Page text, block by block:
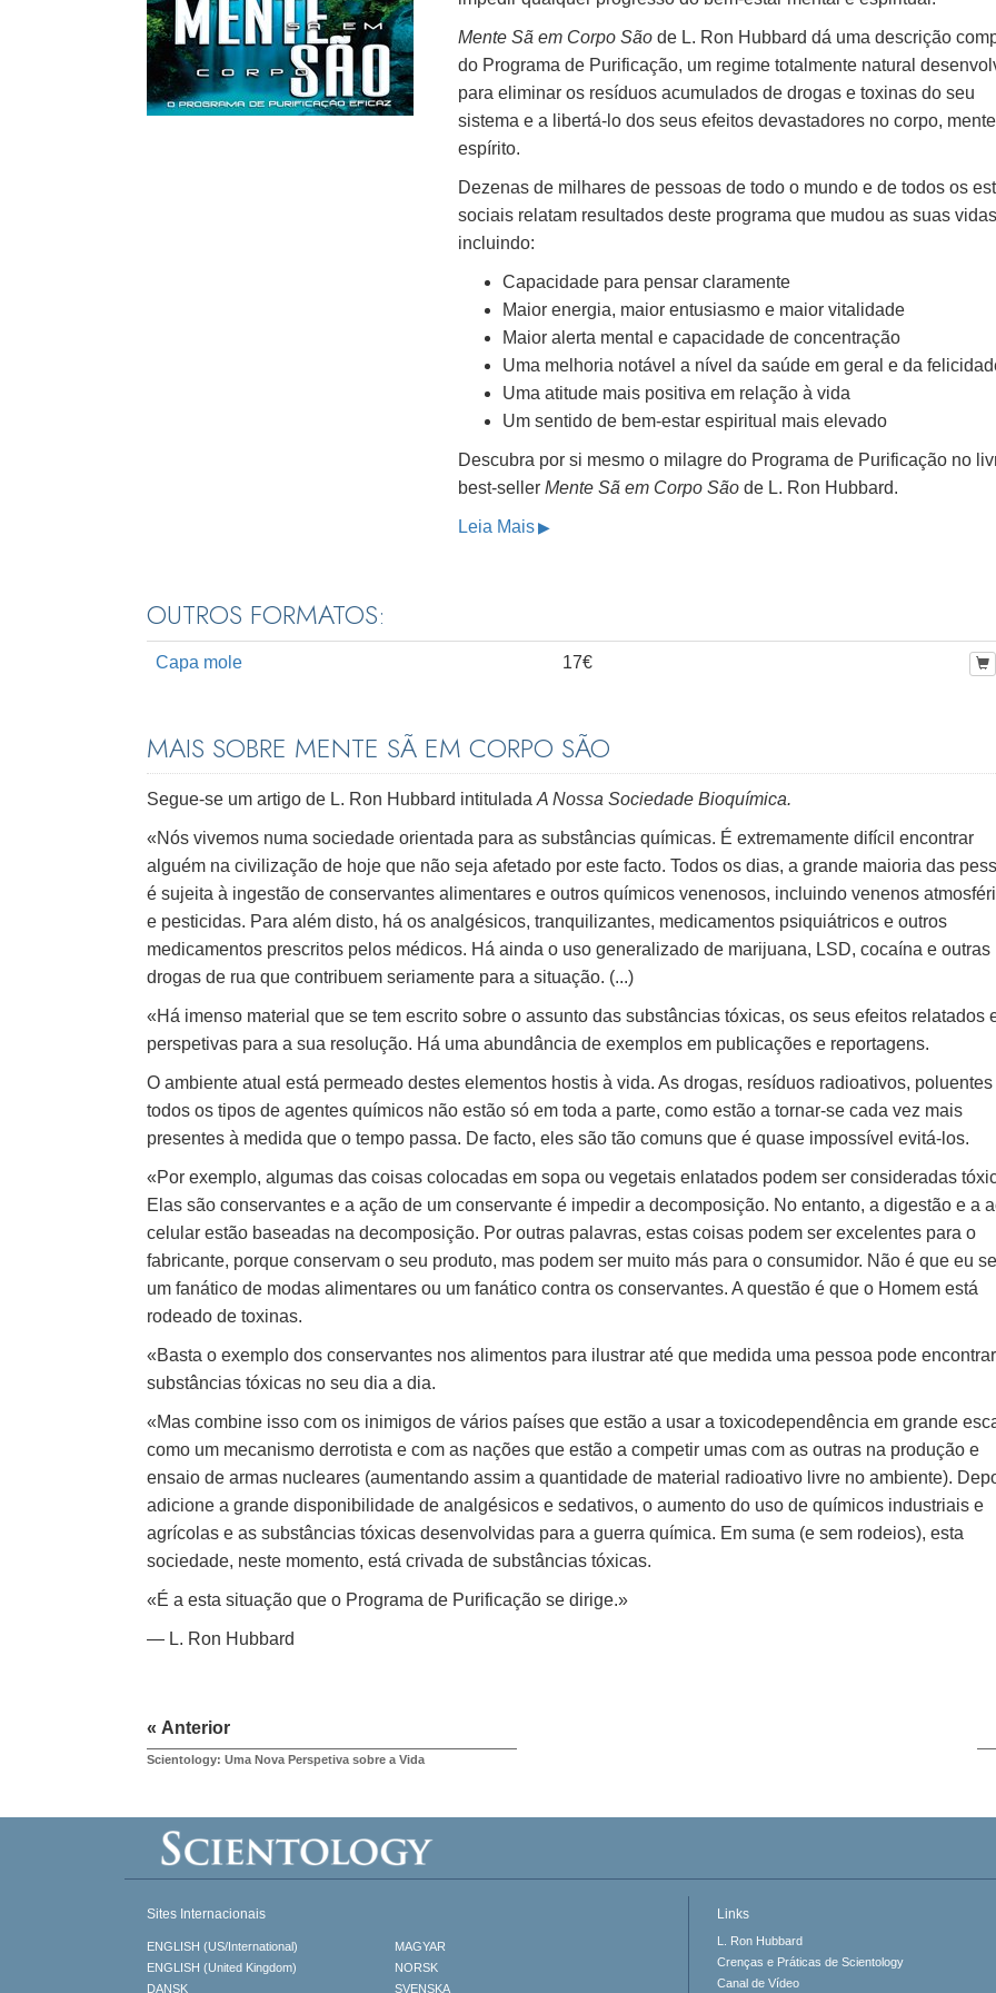
Mente Sã em Corpo São de L. Ron Hubbard dá uma descrição
do Programa de Purificação, um regime totalmente natural
para eliminar os resíduos acumulados de drogas e toxinas do seu
sistema e a libertá-lo dos seus efeitos devastadores no corpo,
espírito.
Dezenas de milhares de pessoas de todo o mundo e de todos os
sociais relatam resultados deste programa que mudou as suas
incluindo:
Capacidade para pensar claramente
Maior energia, maior entusiasmo e maior vitalidade
Maior alerta mental e capacidade de concentração
Uma melhoria notável a nível da saúde em geral e da
Uma atitude mais positiva em relação à vida
Um sentido de bem-estar espiritual mais elevado
Descubra por si mesmo o milagre do Programa de Purificação no
best-seller Mente Sã em Corpo São de L. Ron Hubbard.
Leia Mais
OUTROS FORMATOS:
Capa mole 17€
MAIS SOBRE MENTE SÃ EM CORPO SÃO
Segue-se um artigo de L. Ron Hubbard intitulada A Nossa Sociedade Bioquímica.
«Nós vivemos numa sociedade orientada para as substâncias químicas. É extremamente difícil encontrar
alguém na civilização de hoje que não seja afetado por este facto. Todos os dias, a grande maioria das
é sujeita à ingestão de conservantes alimentares e outros químicos venenosos, incluindo venenos
e pesticidas. Para além disto, há os analgésicos, tranquilizantes, medicamentos psiquiátricos e outros
medicamentos prescritos pelos médicos. Há ainda o uso generalizado de marijuana, LSD, cocaína e outras
drogas de rua que contribuem seriamente para a situação. (...)
«Há imenso material que se tem escrito sobre o assunto das substâncias tóxicas, os seus efeitos relatados
perspetivas para a sua resolução. Há uma abundância de exemplos em publicações e reportagens.
O ambiente atual está permeado destes elementos hostis à vida. As drogas, resíduos radioativos, poluentes
todos os tipos de agentes químicos não estão só em toda a parte, como estão a tornar-se cada vez mais
presentes à medida que o tempo passa. De facto, eles são tão comuns que é quase impossível evitá-los.
«Por exemplo, algumas das coisas colocadas em sopa ou vegetais enlatados podem ser consideradas
Elas são conservantes e a ação de um conservante é impedir a decomposição. No entanto, a digestão e a
celular estão baseadas na decomposição. Por outras palavras, estas coisas podem ser excelentes para o
fabricante, porque conservam o seu produto, mas podem ser muito más para o consumidor. Não é que eu
um fanático de modas alimentares ou um fanático contra os conservantes. A questão é que o Homem está
rodeado de toxinas.
«Basta o exemplo dos conservantes nos alimentos para ilustrar até que medida uma pessoa pode encontrar
substâncias tóxicas no seu dia a dia.
«Mas combine isso com os inimigos de vários países que estão a usar a toxicodependência em grande
como um mecanismo derrotista e com as nações que estão a competir umas com as outras na produção e
ensaio de armas nucleares (aumentando assim a quantidade de material radioativo livre no ambiente).
adicione a grande disponibilidade de analgésicos e sedativos, o aumento do uso de químicos industriais e
agrícolas e as substâncias tóxicas desenvolvidas para a guerra química. Em suma (e sem rodeios), esta
sociedade, neste momento, está crivada de substâncias tóxicas.
«É a esta situação que o Programa de Purificação se dirige.»
— L. Ron Hubbard
« Anterior
Scientology: Uma Nova Perspetiva sobre a Vida
Sites Internacionais
ENGLISH (US/International)
ENGLISH (United Kingdom)
DANSK
MAGYAR
NORSK
SVENSKA
Links
L. Ron Hubbard
Crenças e Práticas de Scientology
Canal de Vídeo